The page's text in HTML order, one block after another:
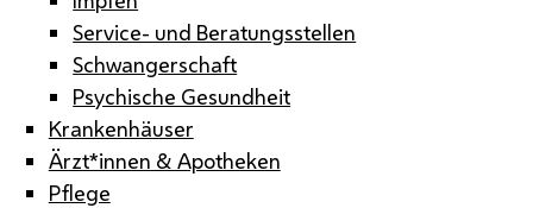
Service- und Beratungsstellen
Schwangerschaft
Psychische Gesundheit
Krankenhäuser
Ärzt*innen & Apotheken
Pflege